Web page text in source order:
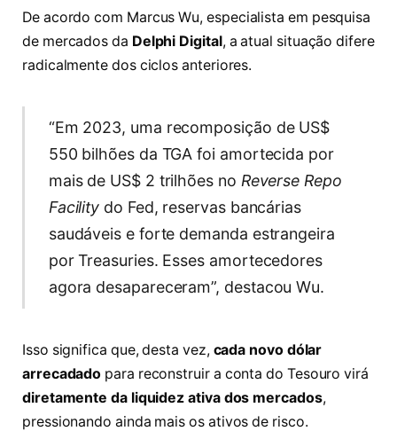
De acordo com Marcus Wu, especialista em pesquisa
de mercados da Delphi Digital, a atual situação difere
radicalmente dos ciclos anteriores.
“Em 2023, uma recomposição de US$
550 bilhões da TGA foi amortecida por
mais de US$ 2 trilhões no Reverse Repo
Facility do Fed, reservas bancárias
saudáveis e forte demanda estrangeira
por Treasuries. Esses amortecedores
agora desapareceram”, destacou Wu.
Isso significa que, desta vez, cada novo dólar
arrecadado para reconstruir a conta do Tesouro virá
diretamente da liquidez ativa dos mercados,
pressionando ainda mais os ativos de risco.